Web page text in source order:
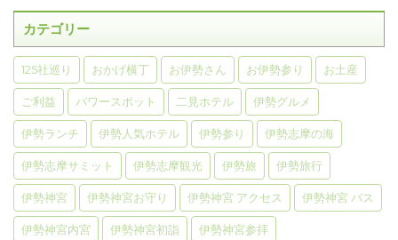
カテゴリー
125社巡り おかげ横丁 お伊勢さん お伊勢参り お土産
ご利益 パワースポット 二見ホテル 伊勢グルメ
伊勢ランチ 伊勢人気ホテル 伊勢参り 伊勢志摩の海
伊勢志摩サミット 伊勢志摩観光 伊勢旅 伊勢旅行
伊勢神宮 伊勢神宮お守り 伊勢神宮 アクセス 伊勢神宮 バス
伊勢神宮内宮 伊勢神宮初詣 伊勢神宮参拝